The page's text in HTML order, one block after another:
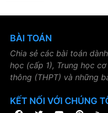
BÀI TOÁN
Chia sẻ các bài toán
học (cấp 1), Trung học
thông (THPT) và những
KẾT NỐI VỚI CHÚNG